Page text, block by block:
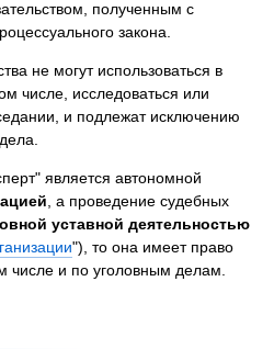
полученным с
закона.
не могут использоваться в
числе, исследоваться или
и подлежат исключению
является автономной
, а проведение судебных
уставной деятельностью
"), то она имеет право
числе и по уголовным делам.